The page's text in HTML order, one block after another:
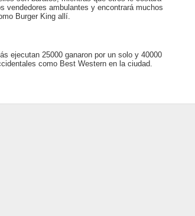
vendedores ambulantes y encontrará muchos
Burger King allí.
ejecutan 25000 ganaron por un solo y 40000
como Best Western en la ciudad.